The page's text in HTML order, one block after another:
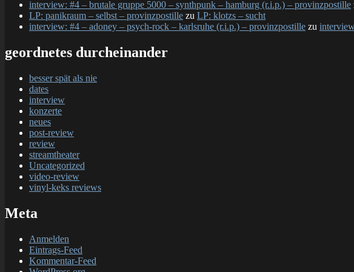
interview: #4 – brutale gruppe 5000 – synthpunk – hamburg (r.i.p.) – provinzpostille
LP: panikraum – selbst – provinzpostille zu LP: klotzs – sucht
interview: #4 – adoney – psych-rock – karlsruhe (r.i.p.) – provinzpostille zu
geordnetes durcheinander
besser spät als nie
dates
interview
konzerte
neues
post-review
review
streamtheater
Uncategorized
video-review
vinyl-keks reviews
Meta
Anmelden
Eintrags-Feed
Kommentar-Feed